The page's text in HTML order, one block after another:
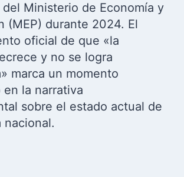
Ministerio de Economía y
(MEP) durante 2024. El
oficial de que «la
y no se logra
marca un momento
la narrativa
sobre el estado actual de
nacional.